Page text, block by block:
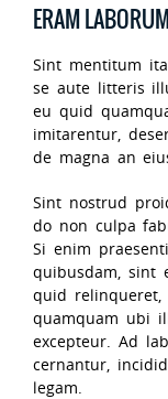
ERAM
Sint mentitum
se aute litteris
eu quid
imitarentur,
de magna an
Sint nostrud
do non culpa
Si enim
quibusdam, sint
quid
quamquam ubi
excepteur. Ad
cernantur,
legam.